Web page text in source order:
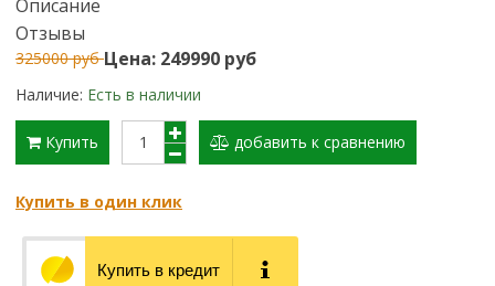
Описание
Отзывы
325000 рубЦена: 249990 руб
Наличие: Есть в наличии
Купить добавить к сравнению
Купить в один клик
Купить в кредит